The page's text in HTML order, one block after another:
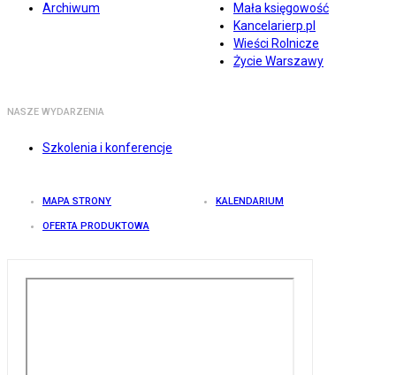
Archiwum
Mała księgowość
Kancelarierp.pl
Wieści Rolnicze
Życie Warszawy
NASZE WYDARZENIA
Szkolenia i konferencje
MAPA STRONY KALENDARIUM
OFERTA PRODUKTOWA